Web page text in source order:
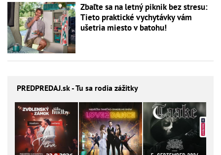
Zbaľte sa na letný piknik bez stresu:
Tieto praktické vychytávky vám
ušetria miesto v batohu!
PREDPREDAJ.sk - Tu sa rodia zážitky